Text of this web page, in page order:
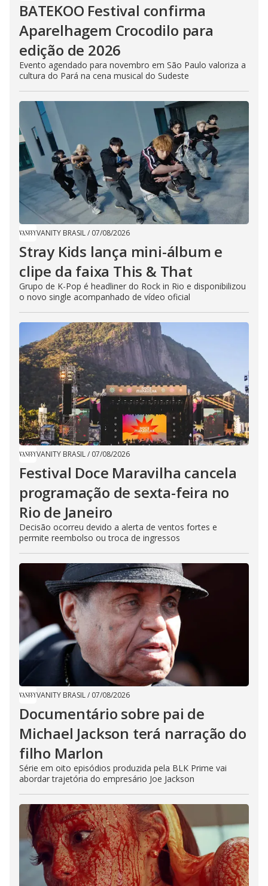
BATEKOO Festival confirma
Aparelhagem Crocodilo para
edição de 2026
Evento agendado para novembro em São Paulo valoriza a
cultura do Pará na cena musical do Sudeste
VANITY BRASIL/ 07/08/2026
Stray Kids lança mini-álbum e
clipe da faixa This & That
Grupo de K-Pop é headliner do Rock in Rio e disponibilizou
o novo single acompanhado de vídeo oficial
VANITY BRASIL/ 07/08/2026
Festival Doce Maravilha cancela
programação de sexta-feira no
Rio de Janeiro
Decisão ocorreu devido a alerta de ventos fortes e
permite reembolso ou troca de ingressos
VANITY BRASIL/ 07/08/2026
Documentário sobre pai de
Michael Jackson terá narração do
filho Marlon
Série em oito episódios produzida pela BLK Prime vai
abordar trajetória do empresário Joe Jackson